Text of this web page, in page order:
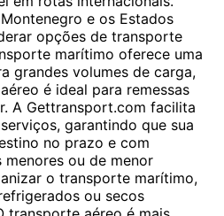
e os Estados
opções de transporte
marítimo oferece uma
grandes volumes de carga,
é ideal para remessas
A Gettransport.com facilita
garantindo que sua
no prazo e com
menores ou de menor
o transporte marítimo,
ou secos